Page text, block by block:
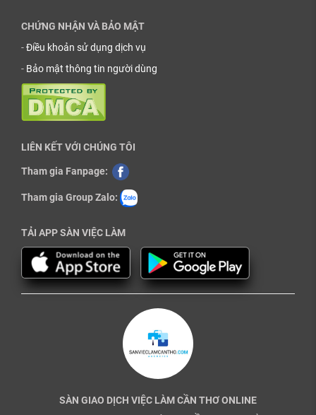
CHỨNG NHẬN VÀ BẢO MẬT
-Điều khoản sử dụng dịch vụ
- Bảo mật thông tin người dùng
LIÊN KẾT VỚI CHÚNG TÔI
Tham gia Fanpage:
Tham gia Group Zalo:
TẢI APP SÀN VIỆC LÀM
SÀN GIAO DỊCH VIỆC LÀM CẦN THƠ ONLINE